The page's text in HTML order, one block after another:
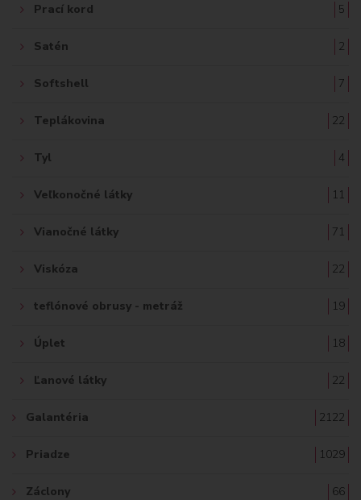
Prací kord 5
Satén 2
Softshell 7
Teplákovina 22
Tyl 4
Veľkonočné látky 11
Vianočné látky 71
Viskóza 22
teflónové obrusy - metráž 19
Úplet 18
Ľanové látky 22
Galantéria 2122
Priadze 1029
Záclony 66